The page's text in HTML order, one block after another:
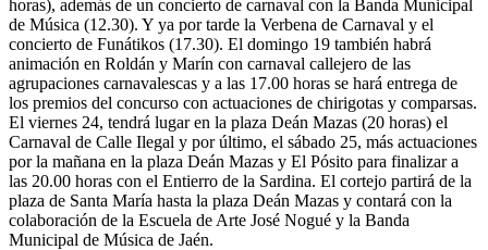
horas), además de un concierto de carnaval con la Banda Municipal
de Música (12.30). Y ya por tarde la Verbena de Carnaval y el
concierto de Funátikos (17.30). El domingo 19 también habrá
animación en Roldán y Marín con carnaval callejero de las
agrupaciones carnavalescas y a las 17.00 horas se hará entrega de
los premios del concurso con actuaciones de chirigotas y comparsas.
El viernes 24, tendrá lugar en la plaza Deán Mazas (20 horas) el
Carnaval de Calle Ilegal y por último, el sábado 25, más actuaciones
por la mañana en la plaza Deán Mazas y El Pósito para finalizar a
las 20.00 horas con el Entierro de la Sardina. El cortejo partirá de la
plaza de Santa María hasta la plaza Deán Mazas y contará con la
colaboración de la Escuela de Arte José Nogué y la Banda
Municipal de Música de Jaén.